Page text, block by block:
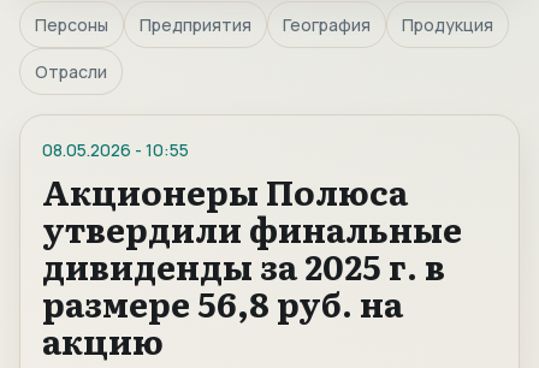
Персоны Предприятия География Продукция
Отрасли
08.05.2026 - 10:55
Акционеры Полюса
утвердили финальные
дивиденды за 2025 г. в
размере 56,8 руб. на
акцию